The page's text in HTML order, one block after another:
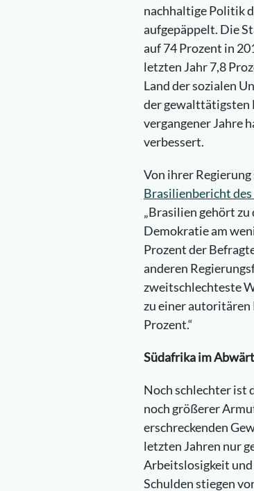
nachhaltige Politik
aufgepäppelt. Die
auf 74 Prozent in
letzten Jahr 7,8
Land der sozialen
der gewalttätigsten
vergangener Jahre
verbessert.
Von ihrer
Brasilienbericht
„Brasilien gehört
Demokratie am
Prozent der
anderen
zweitschlechteste
zu einer
Prozent.“
Südafrika im
Noch schlechter ist
noch größerer
erschreckenden
letzten Jahren nur
Arbeitslosigkeit und
Schulden stiegen